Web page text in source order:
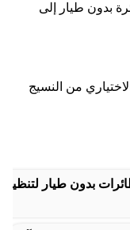
بدون طيار إلى
من النسيج
بدون طيار